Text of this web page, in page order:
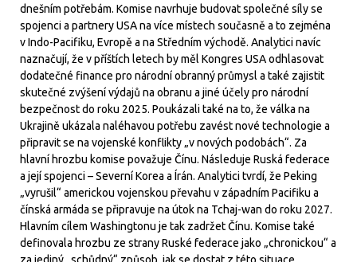
dnešním potřebám. Komise navrhuje budovat společné síly se
spojenci a partnery USA na více místech současně a to zejména
v Indo-Pacifiku, Evropě a na Středním východě. Analytici navíc
naznačují, že v příštích letech by měl Kongres USA odhlasovat
dodatečné finance pro národní obranný průmysl a také zajistit
skutečné zvýšení výdajů na obranu a jiné účely pro národní
bezpečnost do roku 2025. Poukázali také na to, že válka na
Ukrajině ukázala naléhavou potřebu zavést nové technologie a
připravit se na vojenské konflikty „v nových podobách“. Za
hlavní hrozbu komise považuje Čínu. Následuje Ruská federace
a její spojenci – Severní Korea a Írán. Analytici tvrdí, že Peking
„vyrušil“ americkou vojenskou převahu v západním Pacifiku a
čínská armáda se připravuje na útok na Tchaj-wan do roku 2027.
Hlavním cílem Washingtonu je tak zadržet Čínu. Komise také
definovala hrozbu ze strany Ruské federace jako „chronickou“ a